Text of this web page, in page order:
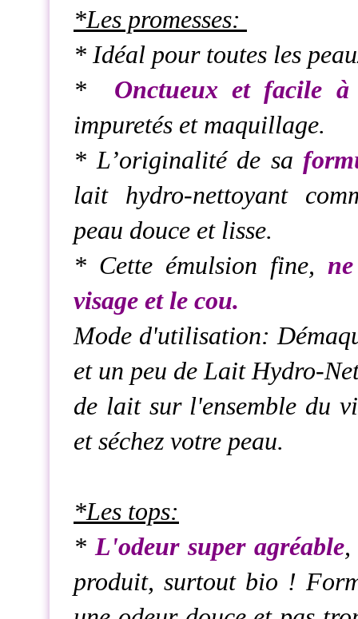
*Les promesses:
* Idéal pour toutes les
* Onctueux et facile à
impuretés et maquillage.
* L’originalité de sa
lait hydro-nettoyant
peau douce et lisse.
* Cette émulsion fine,
visage et le cou.
Mode d'utilisation:
et un peu de Lait Hydro-
de lait sur l'ensemble du
et séchez votre peau.
*Les tops:
* L'odeur super agréable,
produit, surtout bio !